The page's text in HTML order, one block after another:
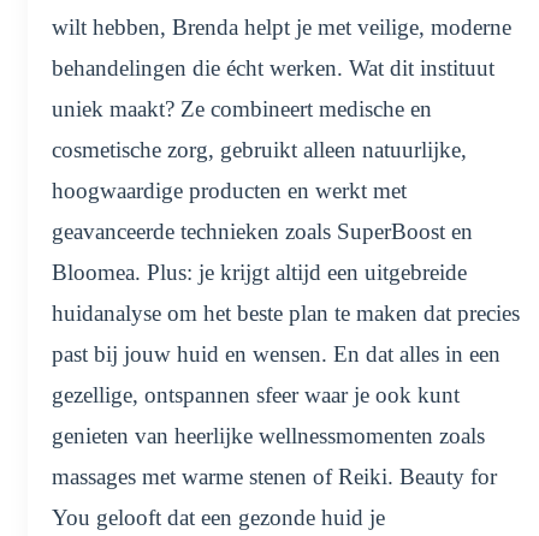
wilt hebben, Brenda helpt je met veilige, moderne
behandelingen die écht werken. Wat dit instituut
uniek maakt? Ze combineert medische en
cosmetische zorg, gebruikt alleen natuurlijke,
hoogwaardige producten en werkt met
geavanceerde technieken zoals SuperBoost en
Bloomea. Plus: je krijgt altijd een uitgebreide
huidanalyse om het beste plan te maken dat precies
past bij jouw huid en wensen. En dat alles in een
gezellige, ontspannen sfeer waar je ook kunt
genieten van heerlijke wellnessmomenten zoals
massages met warme stenen of Reiki. Beauty for
You gelooft dat een gezonde huid je